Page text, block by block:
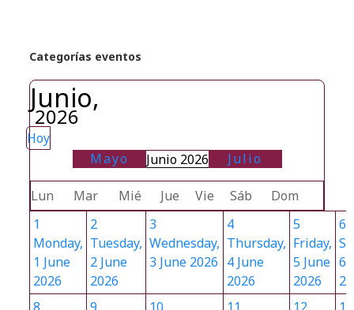
Categorías eventos
Junio,
2026
Hoy
Mayo
Junio 2026 Julio
Lun Mar Mié Jue Vie Sáb
Dom
1
Monday,
1 June
2026
2
Tuesday,
2 June
2026
3
Wednesday,
3 June 2026
4
Thursday,
4 June
2026
5
Friday,
5 June
2026
6
6